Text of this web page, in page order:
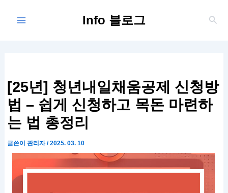
Info 블로그
검
[25년] 청년내일채움공제 신청방
법 – 쉽게 신청하고 목돈 마련하
는 법 총정리
글쓴이 관리자/2025. 03. 10